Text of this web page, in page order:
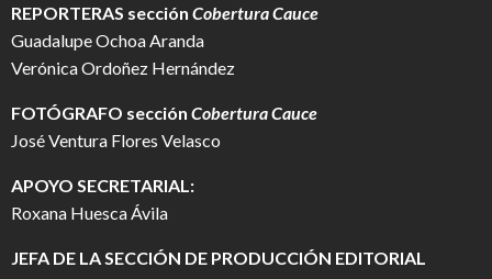
REPORTERAS sección Cobertura Cauce
Guadalupe Ochoa Aranda
Verónica Ordoñez Hernández
FOTÓGRAFO sección Cobertura Cauce
José Ventura Flores Velasco
APOYO SECRETARIAL:
Roxana Huesca Ávila
JEFA DE LA SECCIÓN DE PRODUCCIÓN EDITORIAL